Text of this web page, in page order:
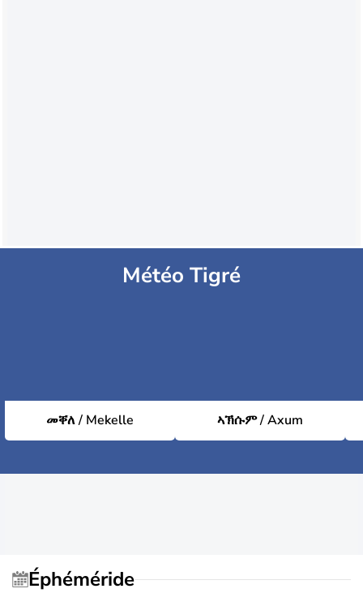
Météo Tigré
መቐለ / Mekelle ኣኽሱም / Axum
Éphéméride